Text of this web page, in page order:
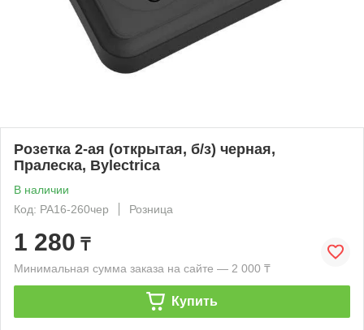
Розетка 2-ая (открытая, б/з) черная,
Пралеска, Bylectrica
В наличии
Код: РА16-260чер
Розница
1 280 ₸
Минимальная сумма заказа на сайте — 2 000 ₸
Купить